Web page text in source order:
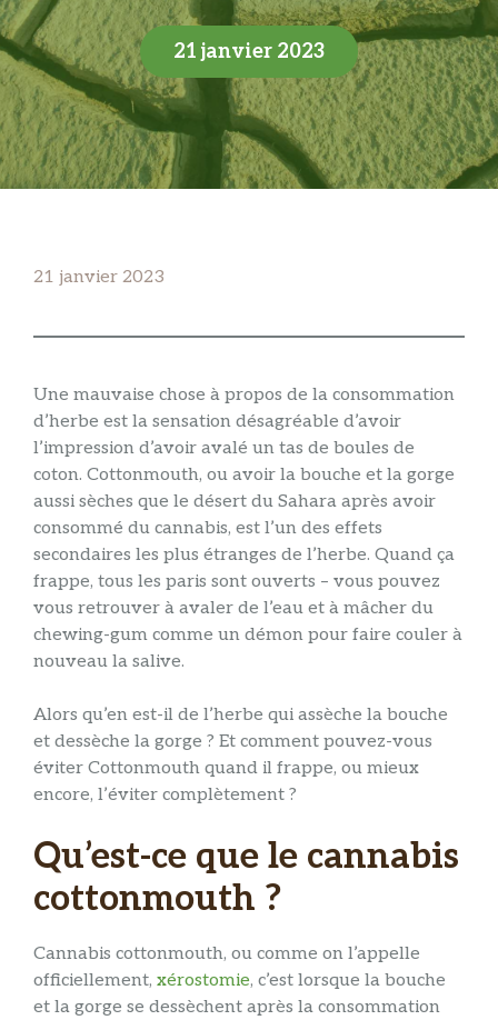
21 janvier 2023
21 janvier 2023
Une mauvaise chose à propos de la consommation
d’herbe est la sensation désagréable d’avoir
l’impression d’avoir avalé un tas de boules de
coton. Cottonmouth, ou avoir la bouche et la gorge
aussi sèches que le désert du Sahara après avoir
consommé du cannabis, est l’un des effets
secondaires les plus étranges de l’herbe. Quand ça
frappe, tous les paris sont ouverts – vous pouvez
vous retrouver à avaler de l’eau et à mâcher du
chewing-gum comme un démon pour faire couler à
nouveau la salive.
Alors qu’en est-il de l’herbe qui assèche la bouche
et dessèche la gorge ? Et comment pouvez-vous
éviter Cottonmouth quand il frappe, ou mieux
encore, l’éviter complètement ?
Qu’est-ce que le cannabis
cottonmouth ?
Cannabis cottonmouth, ou comme on l’appelle
officiellement, xérostomie, c’est lorsque la bouche
et la gorge se dessèchent après la consommation